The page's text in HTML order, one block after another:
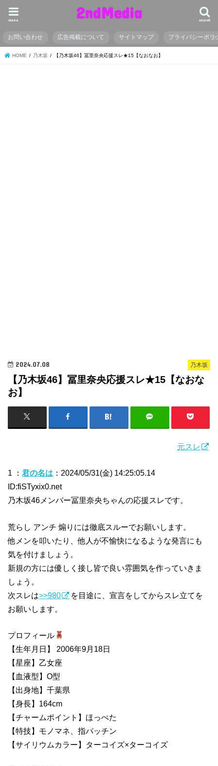
2ndMedia search
menu
お問い合わせ 広告掲載について サイトマップ プライバシーポリ
HOME 乃木坂 【乃木坂46】冨里奈央応援スレ★15【なおなお】
乃木坂
2024.07.08
【乃木坂46】冨里奈央応援スレ★15【なおな
お】
元スレ
1 ：君の名は ：2024/05/31(金) 14:25:05.14
ID:fiSTyxix0.net
乃木坂46メンバー冨里奈央ちゃんの応援スレです。
荒らし アンチ 煽りには徹底スルーでお願いします。
他メンを叩いたり、他人が不愉快になるような発言にも
気を付けましょう。
新規の方には優しく接し皆で良い雰囲気を作っていきま
しょう。
次スレは>>980
を目途に、宣言をしてからスレ立てを
お願いします。
プロフィール
【生年月日】 2006年9月18日
【星座】乙女座
【血液型】O型
【出身地】千葉県
【身長】164cm
【チャームポイント】ほっぺた
【特技】モノマネ、指パッチン
【サイリウムカラー】ターコイズ×ターコイズ